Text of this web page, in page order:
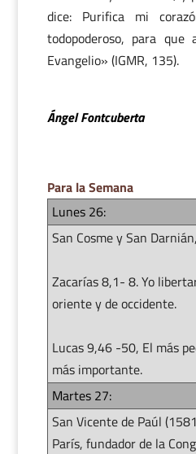
dice: Purifica mi
todopoderoso, para que
Evangelio» (IGMR, 135).
Ángel Fontcuberta
Para la Semana
Lunes 26:
San Cosme y San
Zacarías 8,1- 8. Yo
oriente y de occidente.
Lucas 9,46 -50, El más
más importante.
Martes 27:
San Vicente de Paúl
París, fundador de la